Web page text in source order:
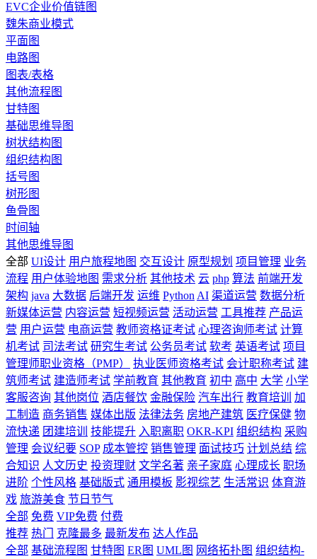
EVC企业价值链图
魏朱商业模式
平面图
电路图
图表/表格
其他流程图
甘特图
基础思维导图
树状结构图
组织结构图
括号图
树形图
鱼骨图
时间轴
其他思维导图
全部 UI设计 用户旅程地图 交互设计 原型规划 项目管理 业务
流程 用户体验地图 需求分析 其他技术 云 php 算法 前端开发
架构 java 大数据 后端开发 运维 Python AI 渠道运营 数据分析
新媒体运营 内容运营 短视频运营 活动运营 工具推荐 产品运
营 用户运营 电商运营 教师资格证考试 心理咨询师考试 计算
机考试 司法考试 研究生考试 公务员考试 软考 英语考试 项目
管理师职业资格（PMP）
执业医师资格考试 会计职称考试 建
筑师考试 建造师考试 学前教育 其他教育 初中 高中 大学 小学
客服咨询 其他岗位 酒店餐饮 金融保险 汽车出行 教育培训
加
工制造 商务销售 媒体出版 法律法务 房地产建筑 医疗保健 物
流快递 团建培训 技能提升 入职离职 OKR-KPI 组织结构 采购
管理 会议纪要 SOP 成本管控 销售管理 面试技巧 计划总结 综
合知识 人文历史 投资理财 文学名著 亲子家庭 心理成长 职场
进阶 个性风格 基础版式 通用模板 影视综艺 生活常识 体育游
戏 旅游美食 节日节气
全部 免费 VIP免费 付费
推荐 热门 克隆最多 最新发布 达人作品
全部 基础流程图 甘特图 ER图 UML图 网络拓扑图 组织结构-